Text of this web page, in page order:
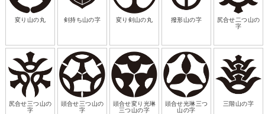
変り山の丸 剣持ち山の字 変り剣山の丸 撥形山の字
尻合せ二つ山の
字
尻合せ三つ山の
字
頭合せ三つ山の
字
頭合せ変り光琳
三つ山の字
頭合せ光琳三つ
山の字
三階山の字